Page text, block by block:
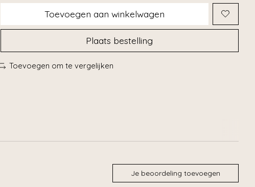
Toevoegen aan winkelwagen
Plaats bestelling
Toevoegen om te vergelijken
Je beoordeling toevoegen